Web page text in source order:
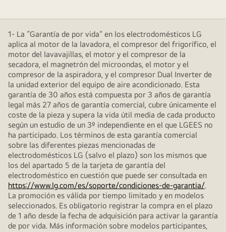
1- La “Garantía de por vida” en los electrodomésticos LG
aplica al motor de la lavadora, el compresor del frigorífico, el
motor del lavavajillas, el motor y el compresor de la
secadora, el magnetrón del microondas, el motor y el
compresor de la aspiradora, y el compresor Dual Inverter de
la unidad exterior del equipo de aire acondicionado. Esta
garantía de 30 años está compuesta por 3 años de garantía
legal más 27 años de garantía comercial, cubre únicamente el
coste de la pieza y supera la vida útil media de cada producto
según un estudio de un 3º independiente en el que LGEES no
ha participado. Los términos de esta garantía comercial
sobre las diferentes piezas mencionadas de
electrodomésticos LG (salvo el plazo) son los mismos que
los del apartado 5 de la tarjeta de garantía del
electrodoméstico en cuestión que puede ser consultada en
https://www.lg.com/es/soporte/condiciones-de-garantia/.
La promoción es válida por tiempo limitado y en modelos
seleccionados. Es obligatorio registrar la compra en el plazo
de 1 año desde la fecha de adquisición para activar la garantía
de por vida. Más información sobre modelos participantes,